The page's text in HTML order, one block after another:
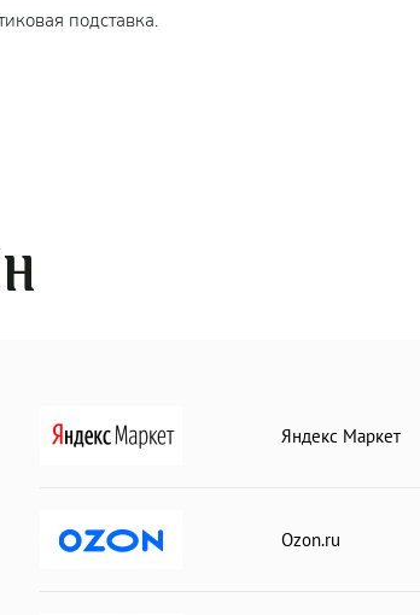
подставка.
Яндекс Маркет
Ozon.ru